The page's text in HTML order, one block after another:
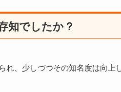
知でしたか？
、少しづつその知名度は向上